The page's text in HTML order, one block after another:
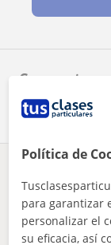
Comparte a
¿Hay algún
Tus clases
Pinto
ofrezco
Política de
para garantizar
personalizar el
su eficacia, así